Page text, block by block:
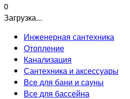
0
Загрузка...
Инженерная сантехника
Отопление
Канализация
Сантехника и аксессуары
Все для бани и сауны
Все для бассейна